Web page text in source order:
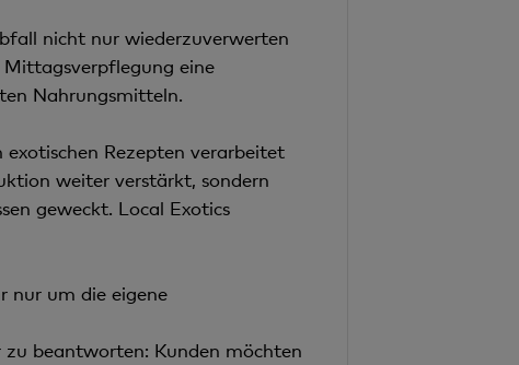
nicht nur wiederzuverwerten
Mittagsverpflegung eine
Nahrungsmitteln.
Rezepten verarbeitet
weiter verstärkt, sondern
geweckt. Local Exotics
nur um die eigene
zu beantworten: Kunden möchten